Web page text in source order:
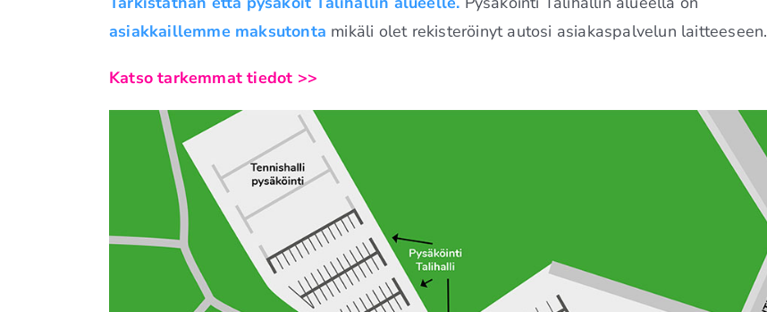
asiakkaillemme maksutonta mikäli olet rekisteröinyt autosi asiakaspalvelun laitteeseen.
Katso tarkemmat tiedot >>